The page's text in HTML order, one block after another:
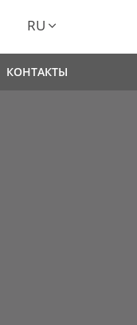
RU
КОНТАКТЫ